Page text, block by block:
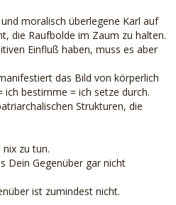
moralisch überlegene Karl auf
die Raufbolde im Zaum zu halten.
Einfluß haben, muss es aber
das Bild von körperlich
ich bestimme = ich setze durch.
Strukturen, die
zu tun.
Dein Gegenüber gar nicht
ist zumindest nicht.